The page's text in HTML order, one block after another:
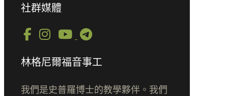
社群媒體
林格尼爾福音事工
我們是史普羅博士的教學夥伴。我們